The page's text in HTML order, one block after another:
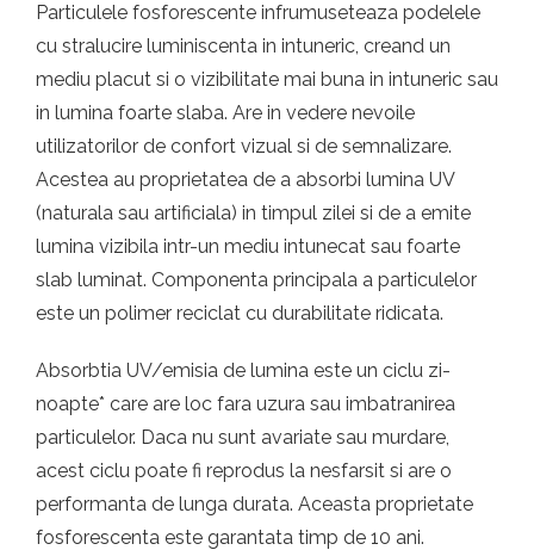
Particulele fosforescente infrumuseteaza podelele
cu stralucire luminiscenta in intuneric, creand un
mediu placut si o vizibilitate mai buna in intuneric sau
in lumina foarte slaba. Are in vedere nevoile
utilizatorilor de confort vizual si de semnalizare.
Acestea au proprietatea de a absorbi lumina UV
(naturala sau artificiala) in timpul zilei si de a emite
lumina vizibila intr-un mediu intunecat sau foarte
slab luminat. Componenta principala a particulelor
este un polimer reciclat cu durabilitate ridicata.
Absorbtia UV/emisia de lumina este un ciclu zi-
noapte* care are loc fara uzura sau imbatranirea
particulelor. Daca nu sunt avariate sau murdare,
acest ciclu poate fi reprodus la nesfarsit si are o
performanta de lunga durata. Aceasta proprietate
fosforescenta este garantata timp de 10 ani.